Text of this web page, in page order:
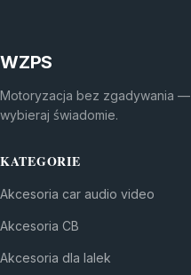
WZPS
Motoryzacja bez zgadywania —
wybieraj świadomie.
KATEGORIE
Akcesoria car audio video
Akcesoria CB
Akcesoria dla lalek